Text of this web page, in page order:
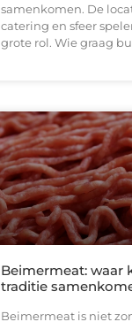
samenkomen. De
catering en sfeer
grote rol. Wie graag
Beimermeat: waar
traditie
Beimermeat is niet